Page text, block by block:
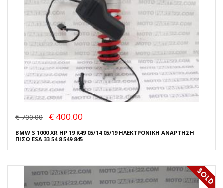
€ 700.00 € 400.00
BMW S 1000 XR HP 19 K49 05/14 05/19 ΗΛΕΚΤΡΟΝΙΚΗ ΑΝΑΡΤΗΣΗ
ΠΙΣΩ ESA 33 54 8 549 845